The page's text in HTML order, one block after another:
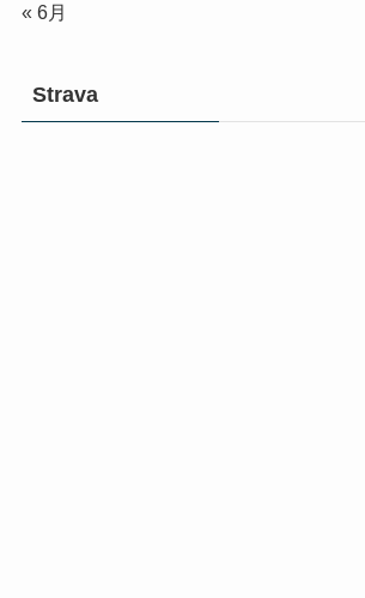
« 6月
Strava